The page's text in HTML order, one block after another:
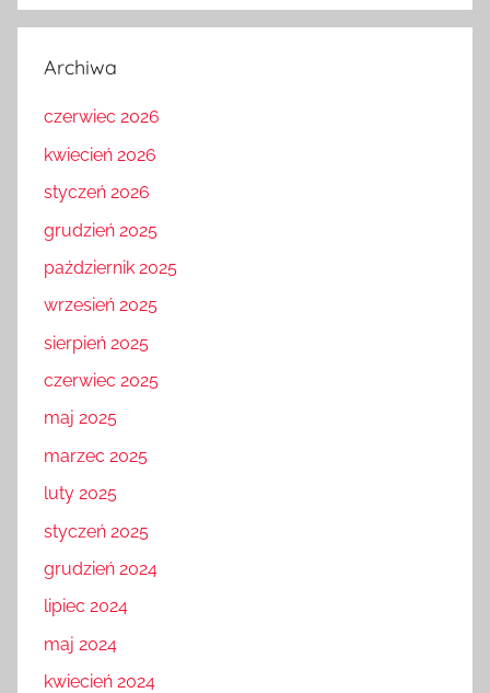
Archiwa
czerwiec 2026
kwiecień 2026
styczeń 2026
grudzień 2025
październik 2025
wrzesień 2025
sierpień 2025
czerwiec 2025
maj 2025
marzec 2025
luty 2025
styczeń 2025
grudzień 2024
lipiec 2024
maj 2024
kwiecień 2024